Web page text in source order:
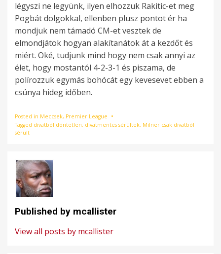
légyszi ne legyünk, ilyen elhozzuk Rakitic-et meg
Pogbát dolgokkal, ellenben plusz pontot ér ha
mondjuk nem támadó CM-et vesztek de
elmondjátok hogyan alakítanátok át a kezdőt és
miért. Oké, tudjunk mind hogy nem csak annyi az
élet, hogy mostantól 4-2-3-1 és piszama, de
polírozzuk egymás bohócát egy kevesevet ebben a
csúnya hideg időben.
Posted in Meccsek, Premier League
Tagged divatból döntetlen, divatmentes sérültek, Milner csak divatból
sérült
Published by mcallister
View all posts by mcallister